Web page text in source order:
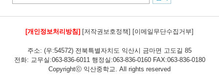
[개인정보처리방침] [저작권보호정책] [이메일무단수집거부]
주소: (우:54572) 전북특별자치도 익산시 금마면 고도길 85
전화: 교무실:063-836-6011 행정실:063-836-0160 FAX:063-836-0180
Copyrightⓒ 익산중학교. All rights reserved